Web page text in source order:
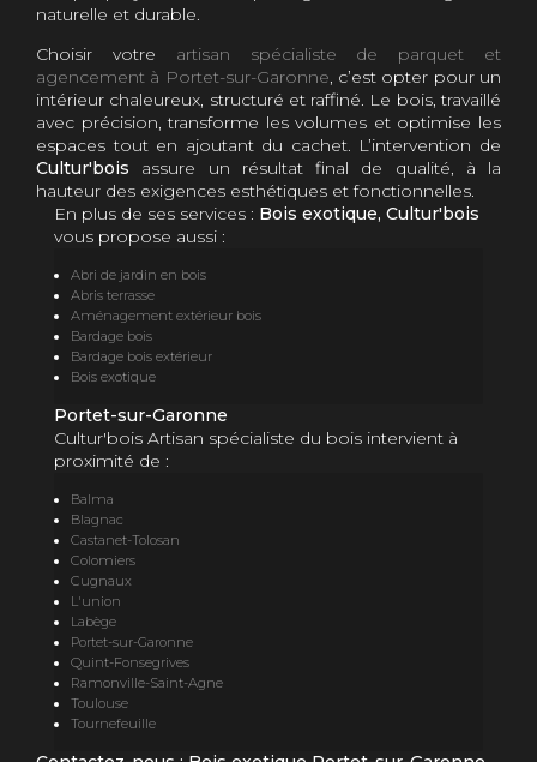
naturelle et durable.
Choisir votre artisan spécialiste de parquet et
agencement à Portet-sur-Garonne, c’est opter pour un
intérieur chaleureux, structuré et raffiné. Le bois, travaillé
avec précision, transforme les volumes et optimise les
espaces tout en ajoutant du cachet. L’intervention de
Cultur'bois assure un résultat final de qualité, à la
hauteur des exigences esthétiques et fonctionnelles.
En plus de ses services : Bois exotique, Cultur'bois
vous propose aussi :
Abri de jardin en bois
Abris terrasse
Aménagement extérieur bois
Bardage bois
Bardage bois extérieur
Bois exotique
Portet-sur-Garonne
Cultur'bois Artisan spécialiste du bois intervient à
proximité de :
Balma
Blagnac
Castanet-Tolosan
Colomiers
Cugnaux
L'union
Labège
Portet-sur-Garonne
Quint-Fonsegrives
Ramonville-Saint-Agne
Toulouse
Tournefeuille